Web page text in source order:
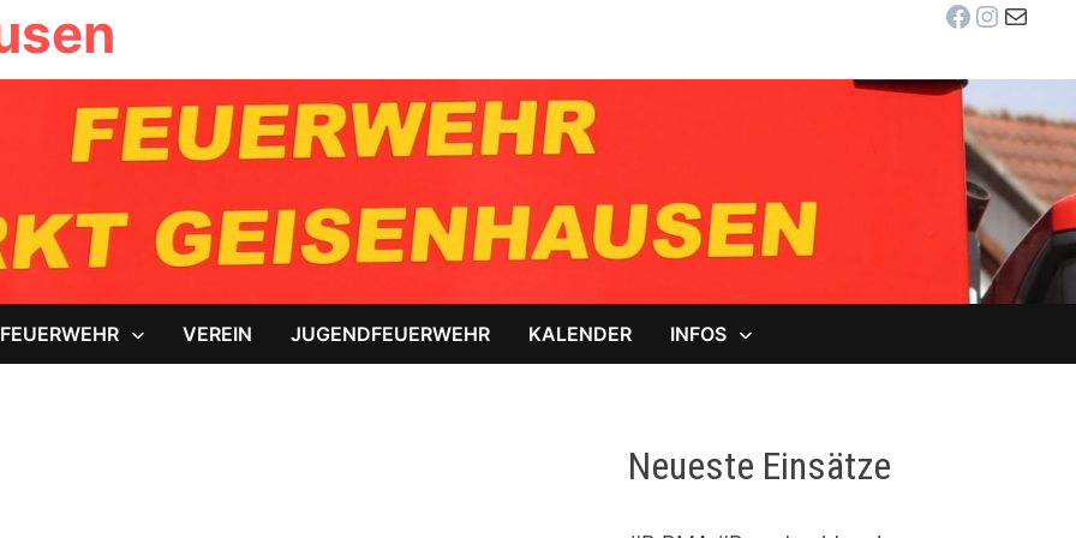
Facebook
E-Mail
FEUERWEHR VEREIN JUGENDFEUERWEHR KALENDER INFOS
Neueste Einsätze